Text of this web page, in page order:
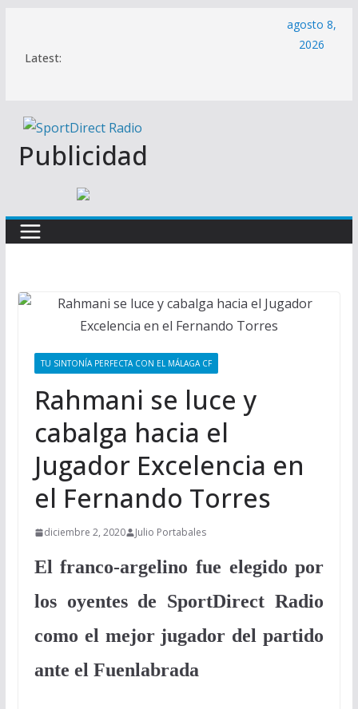
contenido
Latest:
agosto 8,
2026
Publicidad
TU SINTONÍA PERFECTA CON EL MÁLAGA CF
Rahmani se luce y
cabalga hacia el
Jugador Excelencia en
el Fernando Torres
diciembre 2, 2020 Julio Portabales
El franco-argelino fue elegido por
los oyentes de SportDirect Radio
como el mejor jugador del partido
ante el Fuenlabrada